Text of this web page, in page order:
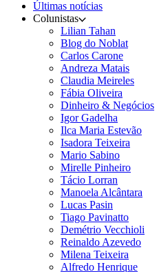
Últimas notícias
Colunistas
Lilian Tahan
Blog do Noblat
Carlos Carone
Andreza Matais
Claudia Meireles
Fábia Oliveira
Dinheiro & Negócios
Igor Gadelha
Ilca Maria Estevão
Isadora Teixeira
Mario Sabino
Mirelle Pinheiro
Tácio Lorran
Manoela Alcântara
Lucas Pasin
Tiago Pavinatto
Demétrio Vecchioli
Reinaldo Azevedo
Milena Teixeira
Alfredo Henrique